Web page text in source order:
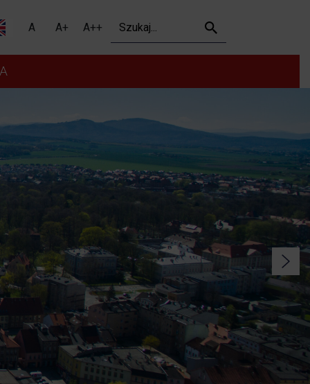
A A+ A++ Szukaj